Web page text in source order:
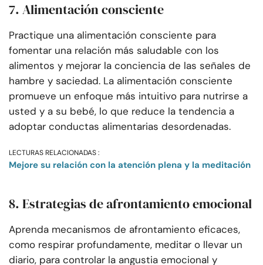
7. Alimentación consciente
Practique una alimentación consciente para
fomentar una relación más saludable con los
alimentos y mejorar la conciencia de las señales de
hambre y saciedad. La alimentación consciente
promueve un enfoque más intuitivo para nutrirse a
usted y a su bebé, lo que reduce la tendencia a
adoptar conductas alimentarias desordenadas.
LECTURAS RELACIONADAS :
Mejore su relación con la atención plena y la meditación
8. Estrategias de afrontamiento emocional
Aprenda mecanismos de afrontamiento eficaces,
como respirar profundamente, meditar o llevar un
diario, para controlar la angustia emocional y